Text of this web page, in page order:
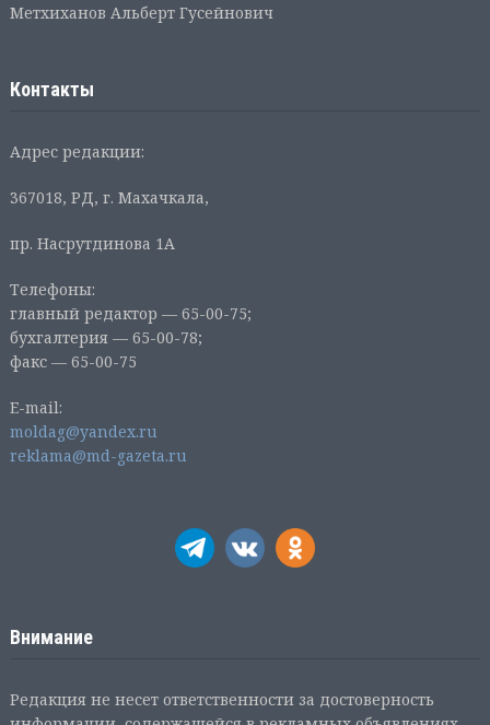
Метхиханов Альберт Гусейнович
Контакты
Адрес редакции:
367018, РД, г. Махачкала,
пр. Насрутдинова 1А
Телефоны:
главный редактор — 65-00-75;
бухгалтерия — 65-00-78;
факс — 65-00-75
E-mail:
moldag@yandex.ru
reklama@md-gazeta.ru
Внимание
Редакция не несет ответственности за достоверность